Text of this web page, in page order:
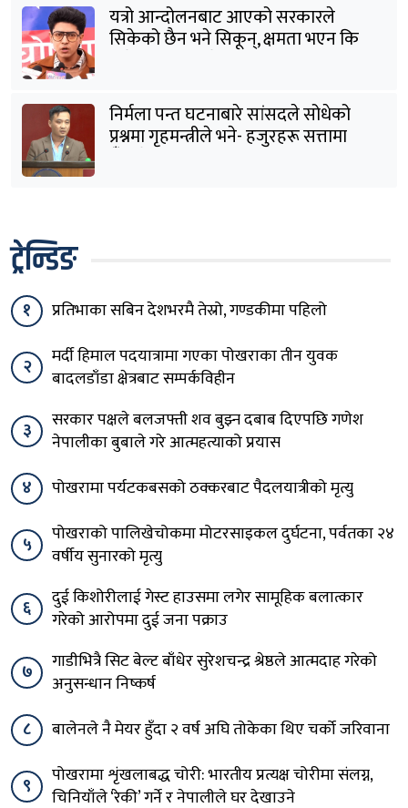
यत्रो आन्दोलनबाट आएको सरकारले
सिकेको छैन भने सिकून्, क्षमता भएन कि
विवेक भएन कि के भएन ?: मिराज ढुंगाना
निर्मला पन्त घटनाबारे सांसदले सोधेको
प्रश्नमा गृहमन्त्रीले भने- हजुरहरू सत्तामा
हुँदाखेरि किन नगर्नुभएको यो ?
ट्रेन्डिङ
१ प्रतिभाका सबिन देशभरमै तेस्रो, गण्डकीमा पहिलो
२
मर्दी हिमाल पदयात्रामा गएका पोखराका तीन युवक
बादलडाँडा क्षेत्रबाट सम्पर्कविहीन
३
सरकार पक्षले बलजफ्ती शव बुझ्न दबाब दिएपछि गणेश
नेपालीका बुबाले गरे आत्महत्याको प्रयास
४
पोखरामा पर्यटकबसको ठक्करबाट पैदलयात्रीको मृत्यु
५
पोखराको पालिखेचोकमा मोटरसाइकल दुर्घटना, पर्वतका २४
वर्षीय सुनारको मृत्यु
६
दुई किशोरीलाई गेस्ट हाउसमा लगेर सामूहिक बलात्कार
गरेको आरोपमा दुई जना पक्राउ
७
गाडीभित्रै सिट बेल्ट बाँधेर सुरेशचन्द्र श्रेष्ठले आत्मदाह गरेको
अनुसन्धान निष्कर्ष
८
बालेनले नै मेयर हुँदा २ वर्ष अघि तोकेका थिए चर्को जरिवाना
९
पोखरामा शृंखलाबद्ध चोरी: भारतीय प्रत्यक्ष चोरीमा संलग्न,
चिनियाँले ‘रेकी’ गर्ने र नेपालीले घर देखाउने